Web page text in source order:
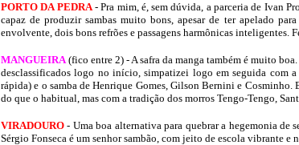
PORTO DA PEDRA- Pra mim, é, sem dúvida, a parceria de Ivan
capaz de produzir sambas muito bons, apesar de ter apelado
envolvente, dois bons refrões e passagens harmônicas inteligentes.
MANGUEIRA(fico entre 2) - A safra da manga também é muito
desclassificados logo no início, simpatizei logo em seguida com
rápida) e o samba de Henrique Gomes, Gilson Bernini e Cosminho.
do que o habitual, mas com a tradição dos morros Tengo-Tengo,
VIRADOURO - Uma boa alternativa para quebrar a hegemonia de
Sérgio Fonseca é um senhor sambão, com jeito de escola vibrante e